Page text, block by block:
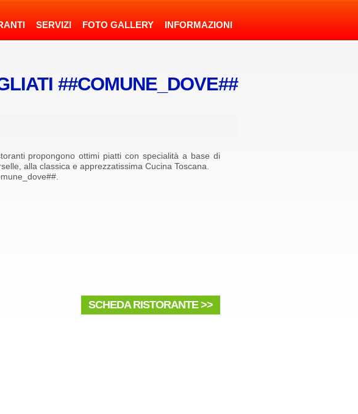
SERVIZI FOTO GALLERY INFORMAZIONI
##COMUNE_DOVE##
propongono ottimi piatti con specialità a base di
alla classica e apprezzatissima Cucina Toscana.
SCHEDA RISTORANTE >>